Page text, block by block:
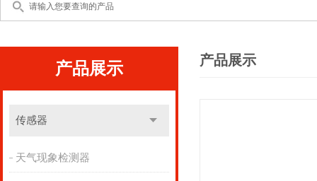
产品展示
传感器
天气现象检测器
产品展示